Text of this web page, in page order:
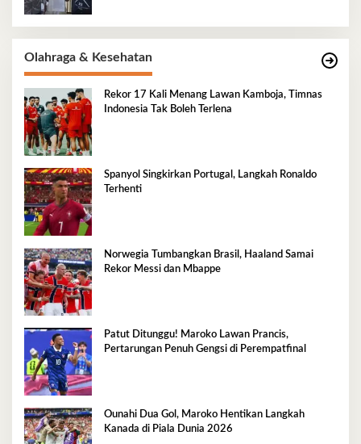
Olahraga & Kesehatan
Rekor 17 Kali Menang Lawan Kamboja, Timnas
Indonesia Tak Boleh Terlena
Spanyol Singkirkan Portugal, Langkah Ronaldo
Terhenti
Norwegia Tumbangkan Brasil, Haaland Samai
Rekor Messi dan Mbappe
Patut Ditunggu! Maroko Lawan Prancis,
Pertarungan Penuh Gengsi di Perempatfinal
Ounahi Dua Gol, Maroko Hentikan Langkah
Kanada di Piala Dunia 2026